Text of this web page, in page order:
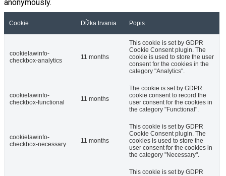
anonymously.
Cookie Dĺžka trvania Popis
cookielawinfo-
checkbox-analytics
11 months
This cookie is set by GDPR
Cookie Consent plugin. The
cookie is used to store the user
consent for the cookies in the
category "Analytics".
cookielawinfo-
checkbox-functional
11 months
The cookie is set by GDPR
cookie consent to record the
user consent for the cookies in
the category "Functional".
cookielawinfo-
checkbox-necessary
11 months
This cookie is set by GDPR
Cookie Consent plugin. The
cookies is used to store the
user consent for the cookies in
the category "Necessary".
This cookie is set by GDPR